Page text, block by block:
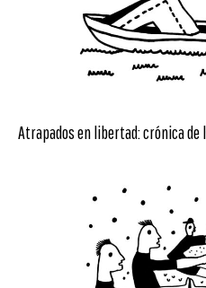
Atrapados en libertad: crónica de